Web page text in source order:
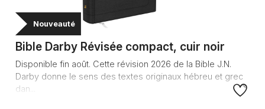
Nouveauté
Bible Darby Révisée compact, cuir noir
Disponible fin août. Cette révision 2026 de la Bible J.N.
Darby donne le sens des textes originaux hébreu et grec
dan...